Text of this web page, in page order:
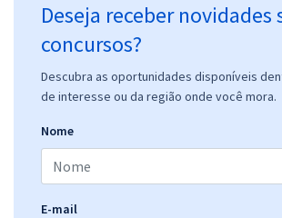
Deseja receber novidades
concursos?
Descubra as oportunidades disponíveis
de interesse ou da região onde você mora.
Nome
E-mail